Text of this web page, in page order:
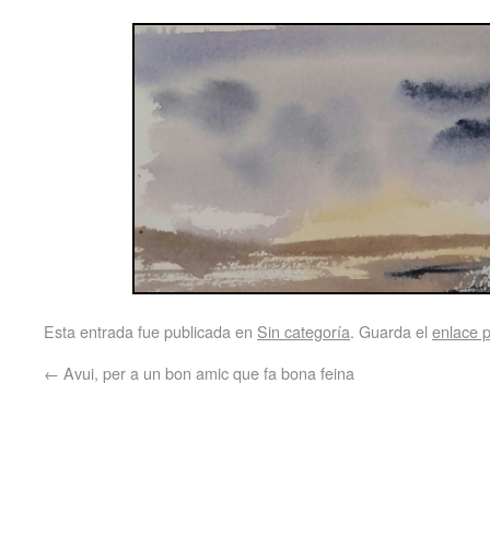
Esta entrada fue publicada en Sin categoría. Guarda el enlace
← Avui, per a un bon amic que fa bona feina